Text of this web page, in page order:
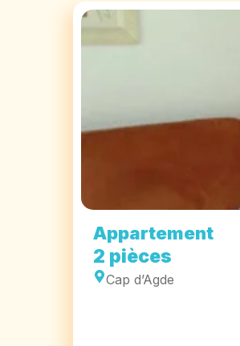
Appartement
2 pièces
Cap d’Agde